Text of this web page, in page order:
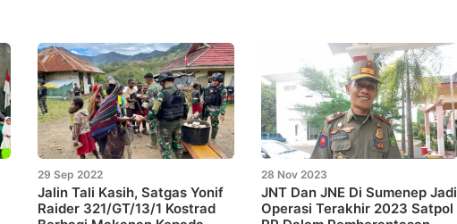
29 Sep 2022
Jalin Tali Kasih, Satgas Yonif
Raider 321/GT/13/1 Kostrad
28 Nov 2023
JNT Dan JNE Di Sumenep Jadi
Operasi Terakhir 2023 Satpol